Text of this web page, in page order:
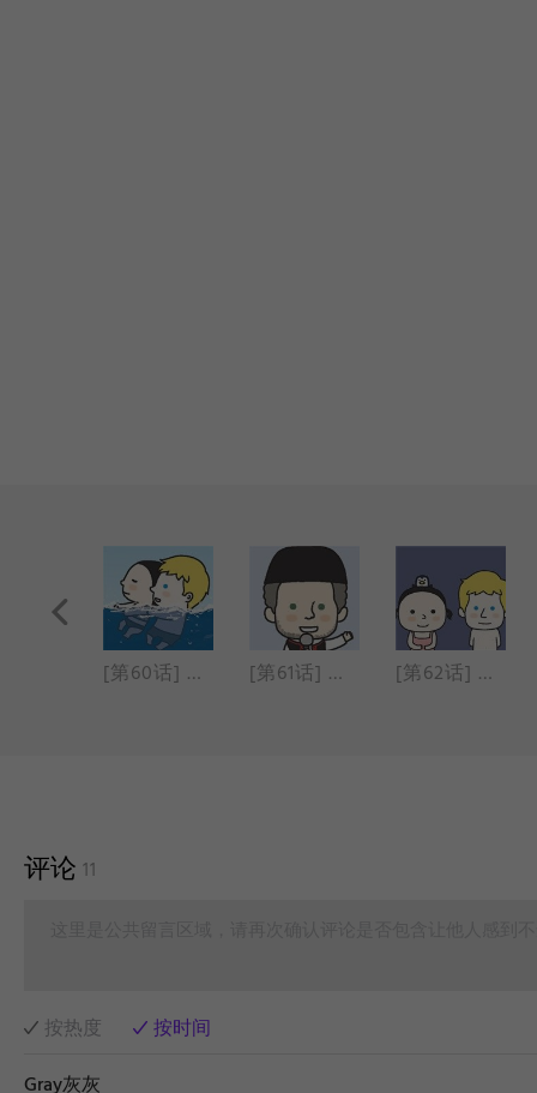
[第60话] 婚礼&蜜月 11 [第61话] 婚礼&蜜月 12 [第62话] 婚礼&蜜月 13
评论 11
按热度
按时间
Gray灰灰